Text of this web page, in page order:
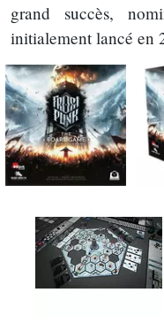
grand succès,
initialement lancé en